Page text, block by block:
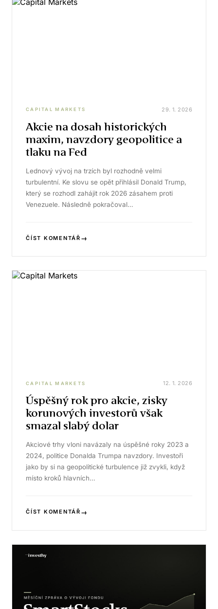
CAPITAL MARKETS 29. 1. 2026
Akcie na dosah historických
maxim, navzdory geopolitice a
tlaku na Fed
Lednový vývoj na trzích byl rozhodně velmi
turbulentní. Ke slovu se opět přihlásil Donald Trump,
který se rozhodl zahájit rok 2026 zásahem proti
Venezuele. Následně pokračoval…
ČÍST KOMENTÁŘ →
CAPITAL MARKETS 12. 1. 2026
Úspěšný rok pro akcie, zisky
korunových investorů však
smazal slabý dolar
Akciové trhy vloni navázaly na úspěšné roky 2023 a
2024, politice Donalda Trumpa navzdory. Investoři
jako by si na geopolitické turbulence již zvykli, když
místo kroků hlavních…
ČÍST KOMENTÁŘ →